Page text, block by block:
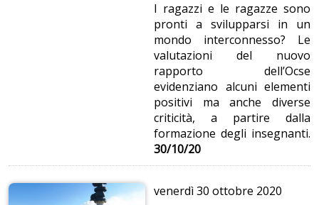
I ragazzi e le ragazze sono
pronti a svilupparsi in un
mondo interconnesso? Le
valutazioni del nuovo
rapporto dell’Ocse
evidenziano alcuni elementi
positivi ma anche diverse
criticità, a partire dalla
formazione degli insegnanti.
30/10/20
venerdì30 ottobre 2020